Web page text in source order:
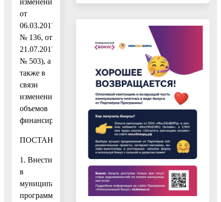
от
06.03.2017
№ 136, от
21.07.2017
№ 503), а
также в
связи
изменением
объемов
финансирования
ПОСТАНОВЛЯЮ:
1. Внести
в
муниципальную
программу